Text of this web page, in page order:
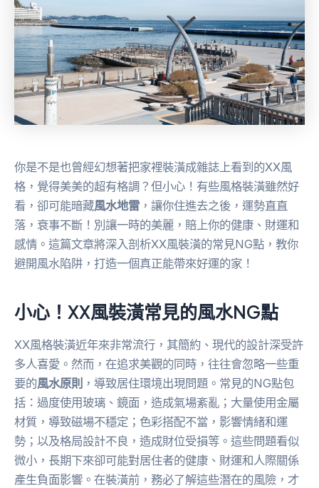
你是不是也曾經幻想著把家裡裝潢成雜誌上看到的XX風
格，覺得美美的超有格調？但小心！有些風格裝潢雖然好
看，卻可能暗藏風水地雷 ，讓你住進去之後，運勢直直
落，衰事不斷！別讓一時的美麗，賠上你的健康、財運和
感情。這篇文章將深入剖析XX風裝潢的常見NG點，教你
避開風水陷阱，打造一個真正能帶來好運的家！
小心！XX風裝潢常見的風水NG點
XX風格裝潢近年來非常流行，其簡約、現代的設計深受許
多人喜愛。然而，在追求美觀的同時，往往會忽略一些重
要的風水原則 ，導致居住環境出現問題。常見的NG點包
括：過度使用玻璃、鏡面，造成氣場紊亂；大量使用金屬
材質，導致磁場不穩定；色彩搭配不當，影響情緒和運
勢；以及格局設計不良，造成財位受損等。這些問題看似
微小，長期下來卻可能對居住者的健康、財運和人際關係
產生負面影響。在裝潢前，務必了解這些潛在的風險，才